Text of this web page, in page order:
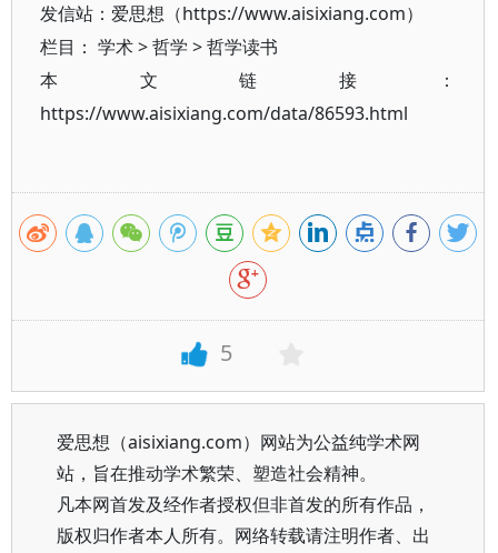
发信站：爱思想（https://www.aisixiang.com）
栏目： 学术>哲学 >哲学读书
本文链接：
https://www.aisixiang.com/data/86593.html
5
爱思想（aisixiang.com）网站为公益纯学术网
站，旨在推动学术繁荣、塑造社会精神。
凡本网首发及经作者授权但非首发的所有作品，
版权归作者本人所有。网络转载请注明作者、出